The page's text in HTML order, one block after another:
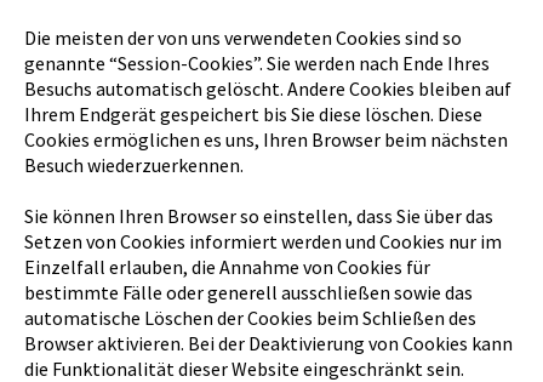
Die meisten der von uns verwendeten Cookies sind so
genannte “Session-Cookies”. Sie werden nach Ende Ihres
Besuchs automatisch gelöscht. Andere Cookies bleiben auf
Ihrem Endgerät gespeichert bis Sie diese löschen. Diese
Cookies ermöglichen es uns, Ihren Browser beim nächsten
Besuch wiederzuerkennen.
Sie können Ihren Browser so einstellen, dass Sie über das
Setzen von Cookies informiert werden und Cookies nur im
Einzelfall erlauben, die Annahme von Cookies für
bestimmte Fälle oder generell ausschließen sowie das
automatische Löschen der Cookies beim Schließen des
Browser aktivieren. Bei der Deaktivierung von Cookies kann
die Funktionalität dieser Website eingeschränkt sein.